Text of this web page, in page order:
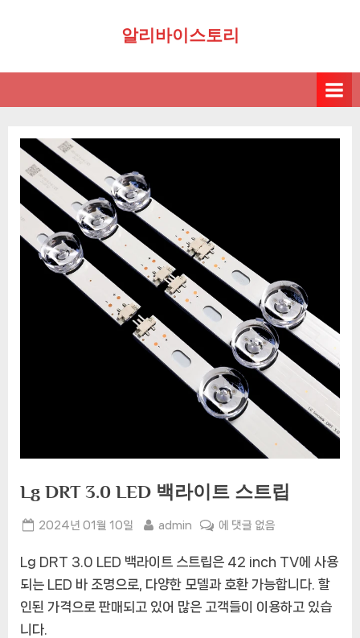
알리바이스토리
Lg DRT 3.0 LED 백라이트 스트립
Posted
2024년 01월 10일 By
admin
Lg
3.0
LED
백
라
에 댓글 없음
Lg DRT 3.0 LED 백라이트 스트립은 42 inch TV에 사용
되는 LED 바 조명으로, 다양한 모델과 호환 가능합니다. 할
인된 가격으로 판매되고 있어 많은 고객들이 이용하고 있습
니다.